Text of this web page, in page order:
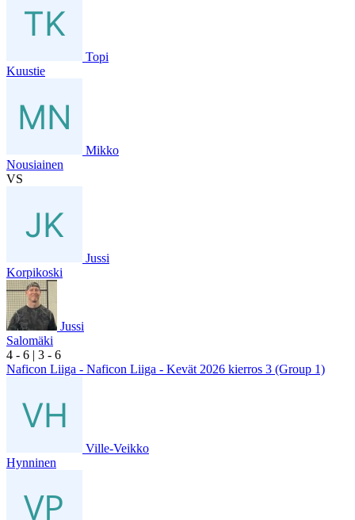
Topi
Kuustie
Mikko
Nousiainen
VS
Jussi
Korpikoski
Jussi
Salomäki
4 - 6 | 3 - 6
Naficon Liiga - Naficon Liiga - Kevät 2026 kierros 3 (Group 1)
Ville-Veikko
Hynninen